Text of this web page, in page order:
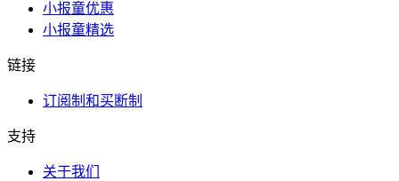
小报童优惠
小报童精选
链接
订阅制和买断制
支持
关于我们